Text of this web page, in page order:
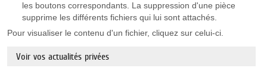
les boutons correspondants. La suppression d'une pièce
supprime les différents fichiers qui lui sont attachés.
Pour visualiser le contenu d'un fichier, cliquez sur celui-ci.
Voir vos actualités privées